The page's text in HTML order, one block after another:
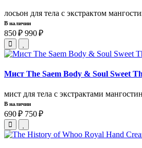
лосьон для тела с экстрактом
В наличии
850 ₽ 990 ₽
Мист The Saem Body & Soul Sweet
мист для тела с экстрактами
В наличии
690 ₽ 750 ₽